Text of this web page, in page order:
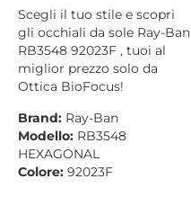
Scegli il tuo stile e scopri
gli occhiali da sole Ray-Ban
RB3548 92023F , tuoi al
miglior prezzo solo da
Ottica BioFocus!
Brand: Ray-Ban
Modello: RB3548
HEXAGONAL
Colore: 92023F